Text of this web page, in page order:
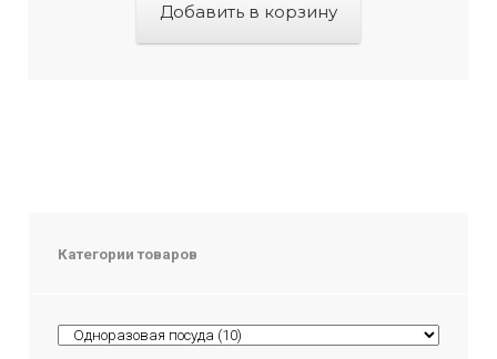
Добавить в корзину
Категории товаров